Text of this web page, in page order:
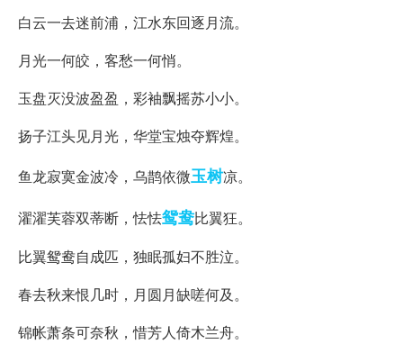
白云一去迷前浦，江水东回逐月流。
月光一何皎，客愁一何悄。
玉盘灭没波盈盈，彩袖飘摇苏小小。
扬子江头见月光，华堂宝烛夺辉煌。
鱼龙寂寞金波冷，乌鹊依微玉树凉。
濯濯芙蓉双蒂断，怯怯鸳鸯比翼狂。
比翼鸳鸯自成匹，独眠孤妇不胜泣。
春去秋来恨几时，月圆月缺嗟何及。
锦帐萧条可奈秋，惜芳人倚木兰舟。